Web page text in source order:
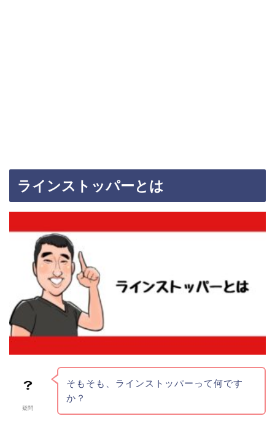
ラインストッパーとは
疑問
そもそも、ラインストッパーって何です
か？